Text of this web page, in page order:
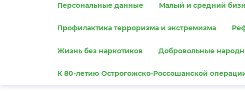
Персональные данные Малый и средний
Профилактика терроризма и экстремизма
Жизнь без наркотиков Добровольные
К 80-летию Острогожско-Россошанской